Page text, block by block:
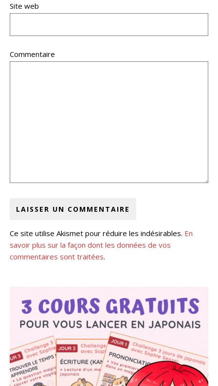
Site web
Commentaire
Ce site utilise Akismet pour réduire les indésirables. En
savoir plus sur la façon dont les données de vos
commentaires sont traitées.